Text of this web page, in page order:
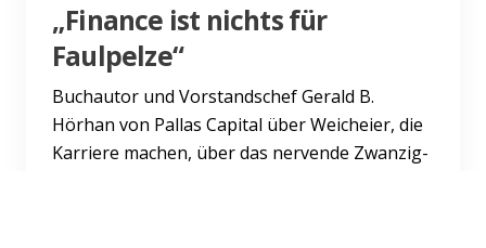
„Finance ist nichts für
Faulpelze“
Buchautor und Vorstandschef Gerald B.
Hörhan von Pallas Capital über Weicheier, die
Karriere machen, über das nervende Zwanzig-